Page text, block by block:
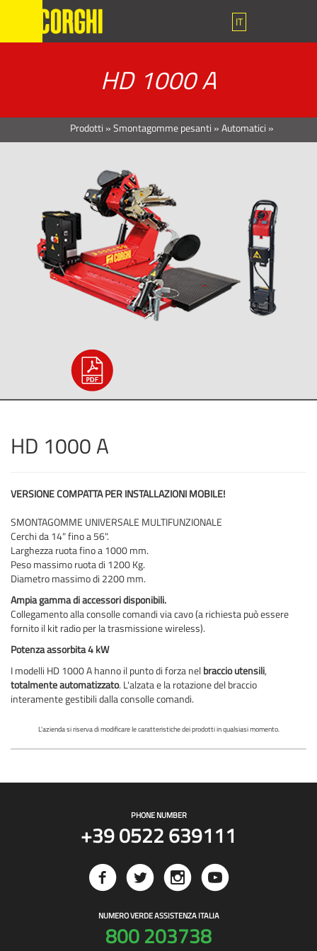
IT
HD 1000 A
Prodotti »Smontagomme pesanti »Automatici »
HD 1000 A
VERSIONE COMPATTA PER INSTALLAZIONI MOBILE!
SMONTAGOMME UNIVERSALE MULTIFUNZIONALE
Cerchi da 14" fino a 56".
Larghezza ruota fino a 1000 mm.
Peso massimo ruota di 1200 Kg.
Diametro massimo di 2200 mm.
Ampia gamma di accessori disponibili.
Collegamento alla consolle comandi via cavo (a richiesta può essere
fornito il kit radio per la trasmissione wireless).
Potenza assorbita 4 kW
I modelli HD 1000 A hanno il punto di forza nelbraccio utensili,
totalmente automatizzato. L'alzata e la rotazione del braccio
interamente gestibili dalla consolle comandi.
L'azienda si riserva di modificare le caratteristiche dei prodotti in qualsiasi momento.
PHONE NUMBER
+39 0522 639111
NUMERO VERDE ASSISTENZA ITALIA
800 203738